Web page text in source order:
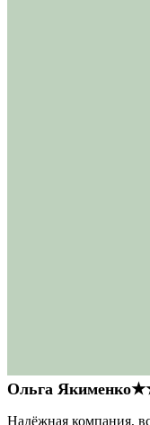
Ольга Якименко
Надёжная компания,